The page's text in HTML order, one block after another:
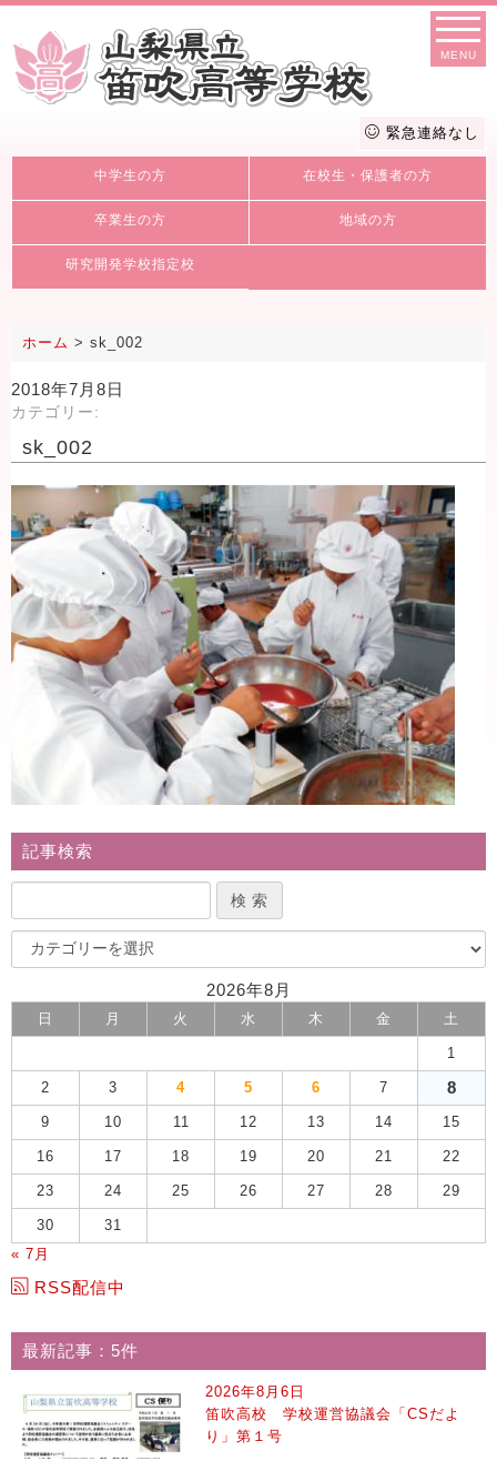
MENU
緊急連絡なし
中学生の方 在校生・保護者の方
卒業生の方 地域の方
研究開発学校指定校
ホーム > sk_002
2018年7月8日
カテゴリー:
sk_002
記事検索
2026年8月
日 月 火 水 木 金 土
1
2 3 4 5 6 7 8
9 10 11 12 13 14 15
16 17 18 19 20 21 22
23 24 25 26 27 28 29
30
31
« 7月
RSS配信中
最新記事：5件
2026年8月6日
笛吹高校 学校運営協議会「CSだよ
り」第１号